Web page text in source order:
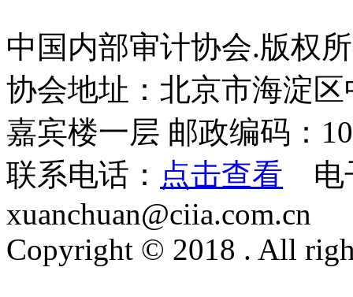
中国内部审计协会.版权
协会地址：北京市海淀
嘉宾楼一层 邮政编码：
联系电话： 点击查看 电
xuanchuan@ciia.com.cn
Copyright © 2018 . All